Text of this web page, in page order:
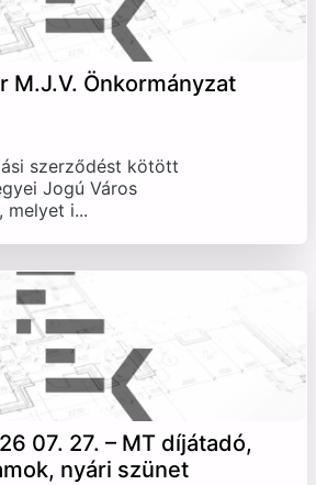
M.J.V. Önkormányzat
szerződést kötött
Jogú Város
melyet i...
07. 27. – MT díjátadó,
nyári szünet